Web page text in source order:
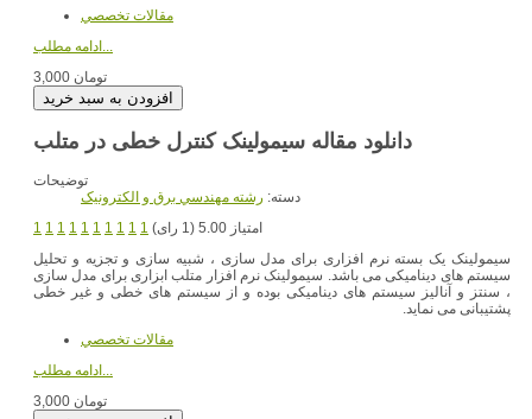
مقالات تخصصي
ادامه مطلب...
3,000 تومان
دانلود مقاله سیمولینک کنترل خطی در متلب
توضیحات
دسته: رشته مهندسي برق و الکترونيک
1 1 1 1 1 1 1 1 1 1
امتیاز 5.00 (1 رای)
سیمولینک یک بسته نرم افزاری برای مدل سازی ، شبیه سازی و تجزیه و تحلیل
سیستم های دینامیکی می باشد. سیمولینک نرم افزار متلب ابزاری برای مدل سازی
، سنتز و آنالیز سیستم های دینامیکی بوده و از سیستم های خطی و غیر خطی
پشتیبانی می نماید.
مقالات تخصصي
3,000 تومان